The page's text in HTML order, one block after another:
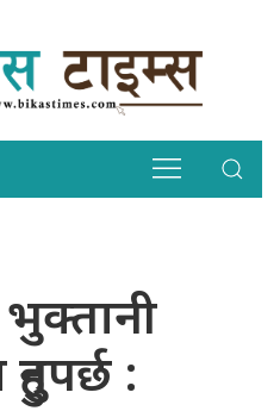
भुक्तानी
: